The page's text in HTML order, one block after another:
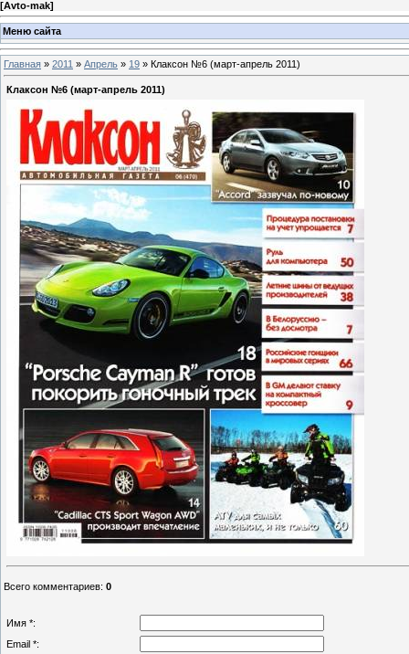
[Avto-mak]
Меню сайта
Главная » 2011 » Апрель » 19 » Клаксон №6 (март-апрель 2011)
Клаксон №6 (март-апрель 2011)
Всего комментариев: 0
Имя *:
Email *: